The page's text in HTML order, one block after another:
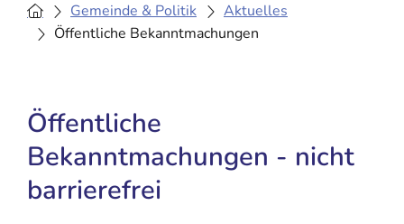
Gemeinde & Politik
Aktuelles
Öffentliche Bekanntmachungen
Öffentliche
Bekanntmachungen - nicht
barrierefrei